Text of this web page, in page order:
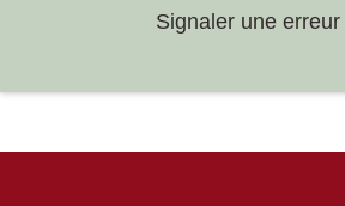
Signaler une